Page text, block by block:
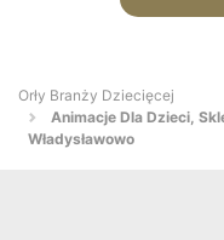
Orły Branży Dziecięcej
Animacje Dla Dzieci,
Władysławowo